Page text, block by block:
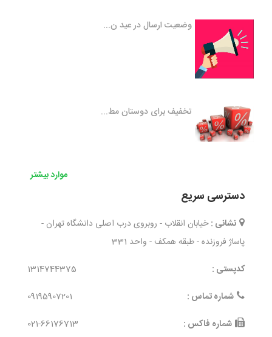
وضعیت ارسال در عید ن...
تخفیف برای دوستان مط...
موارد بیشتر
دسترسی سریع
نشانی : خیابان انقلاب - روبروی درب اصلی دانشگاه تهران -
پاساژ فروزنده - طبقه همکف - واحد 331
کدپستی :
1314744375
شماره تماس :
09195907201
شماره فاکس :
021-66176713